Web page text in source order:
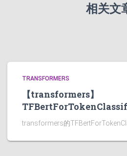
相关文
TRANSFORMERS
【transformers】
transformers的